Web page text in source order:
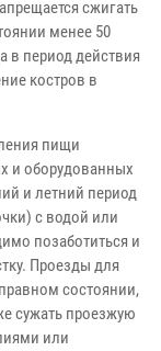
сжигать
менее 50
в период действия
костров в
пищи
и оборудованных
и летний период
с водой или
позаботиться и
Проезды для
состоянии,
сужать проезжую
или